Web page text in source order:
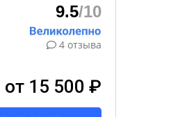
9.5/10
4 отзыва
от 15 500 ₽